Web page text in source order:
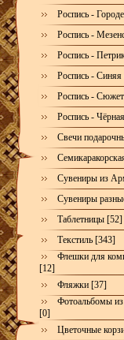
Роспись -
Роспись -
Роспись -
Роспись - Синяя
Роспись -
Роспись -
Свечи
Сувениры из
Сувениры
Таблетницы [52]
Текстиль [343]
Флешки для
[12]
Фляжки [37]
Фотоальбомы из
[0]
Цветочные